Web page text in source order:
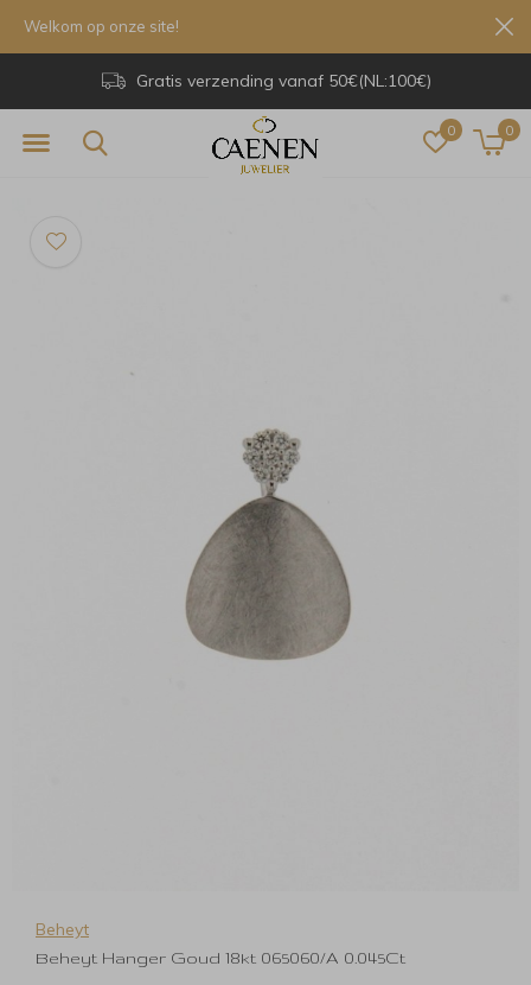
0 0
Gratis verzending vanaf 50€(NL:100€)
Welkom op onze site!
Beheyt
Beheyt Hanger Goud 18kt 065060/A 0.045Ct